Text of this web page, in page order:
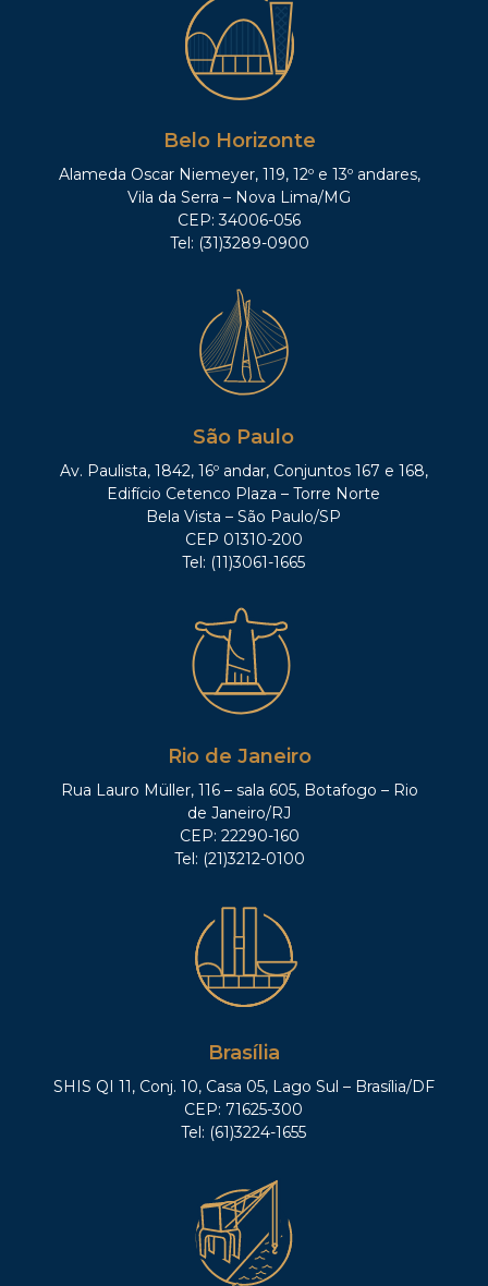
Belo Horizonte
Alameda Oscar Niemeyer, 119, 12º e 13º andares,
Vila da Serra – Nova Lima/MG
CEP: 34006-056
Tel: (31)3289-0900
São Paulo
Av. Paulista, 1842, 16º andar, Conjuntos 167 e 168,
Edifício Cetenco Plaza – Torre Norte
Bela Vista – São Paulo/SP
CEP 01310-200
Tel: (11)3061-1665
Rio de Janeiro
Rua Lauro Müller, 116 – sala 605, Botafogo – Rio
de Janeiro/RJ
CEP: 22290-160
Tel: (21)3212-0100
Brasília
SHIS QI 11, Conj. 10, Casa 05, Lago Sul – Brasília/DF
CEP: 71625-300
Tel: (61)3224-1655